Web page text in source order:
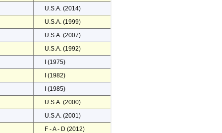
U.S.A. (2014)
U.S.A. (1999)
U.S.A. (2007)
U.S.A. (1992)
I (1975)
I (1982)
I (1985)
U.S.A. (2000)
U.S.A. (2001)
F - A - D (2012)